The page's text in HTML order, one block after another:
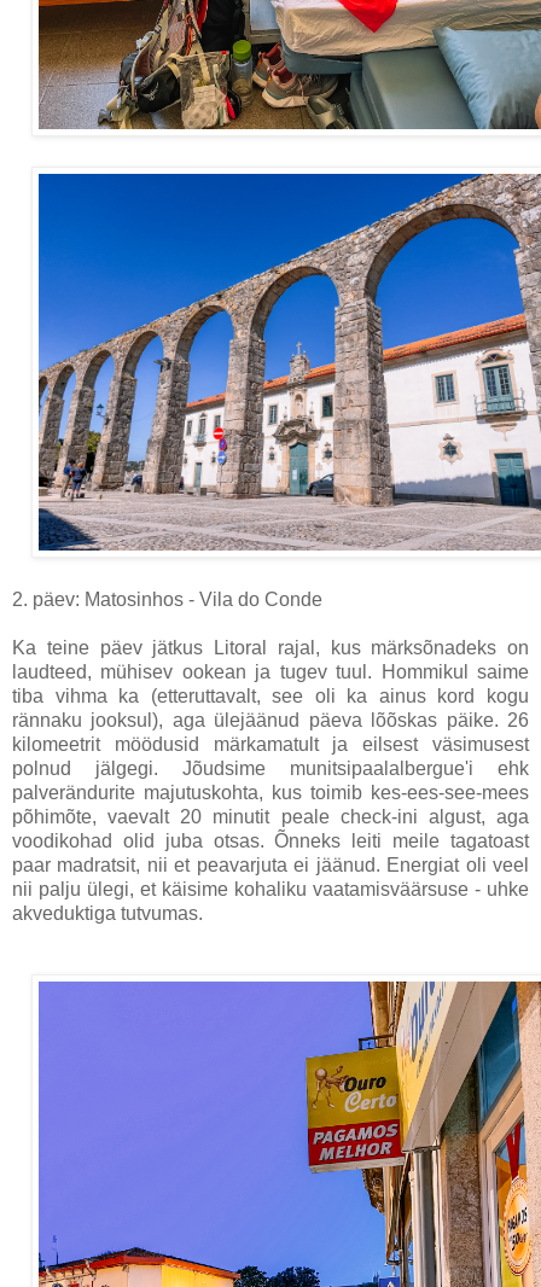
2. päev: Matosinhos - Vila do Conde
Ka teine päev jätkus Litoral rajal, kus märksõnadeks on
laudteed, mühisev ookean ja tugev tuul. Hommikul saime
tiba vihma ka (etteruttavalt, see oli ka ainus kord kogu
rännaku jooksul), aga ülejäänud päeva lõõskas päike. 26
kilomeetrit möödusid märkamatult ja eilsest väsimusest
polnud jälgegi. Jõudsime munitsipaalalbergue'i ehk
palverändurite majutuskohta, kus toimib kes-ees-see-mees
põhimõte, vaevalt 20 minutit peale check-ini algust, aga
voodikohad olid juba otsas. Õnneks leiti meile tagatoast
paar madratsit, nii et peavarjuta ei jäänud. Energiat oli veel
nii palju ülegi, et käisime kohaliku vaatamisväärsuse - uhke
akveduktiga tutvumas.